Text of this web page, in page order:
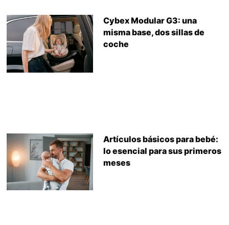
Cybex Modular G3: una
misma base, dos sillas de
coche
Artículos básicos para bebé:
lo esencial para sus primeros
meses